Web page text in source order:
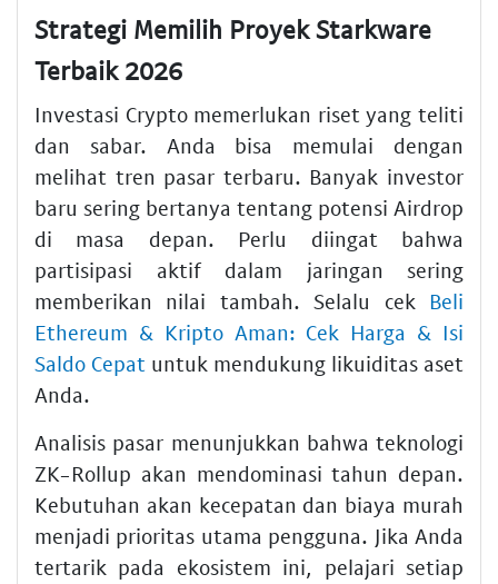
Strategi Memilih Proyek Starkware
Terbaik 2026
Investasi Crypto memerlukan riset yang teliti
dan sabar. Anda bisa memulai dengan
melihat tren pasar terbaru. Banyak investor
baru sering bertanya tentang potensi Airdrop
di masa depan. Perlu diingat bahwa
partisipasi aktif dalam jaringan sering
memberikan nilai tambah. Selalu cek Beli
Ethereum & Kripto Aman: Cek Harga & Isi
Saldo Cepat untuk mendukung likuiditas aset
Anda.
Analisis pasar menunjukkan bahwa teknologi
ZK-Rollup akan mendominasi tahun depan.
Kebutuhan akan kecepatan dan biaya murah
menjadi prioritas utama pengguna. Jika Anda
tertarik pada ekosistem ini, pelajari setiap